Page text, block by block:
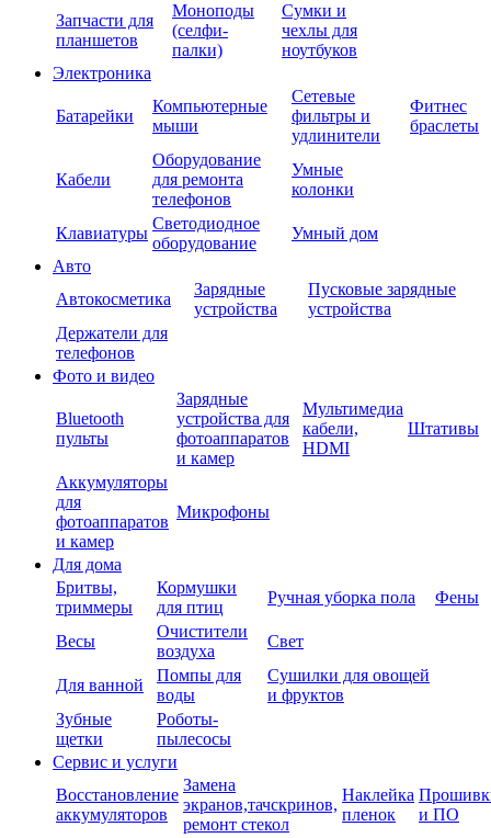
Запчасти для
планшетов
Моноподы
(селфи-
палки)
Сумки и
чехлы для
ноутбуков
Электроника
Батарейки
Компьютерные
мыши
Сетевые
фильтры и
удлинители
Фитнес
браслеты
Кабели
Оборудование
для ремонта
телефонов
Умные
колонки
Клавиатуры
Светодиодное
оборудование
Умный дом
Авто
Автокосметика
Зарядные
устройства
Пусковые зарядные
устройства
Держатели для
телефонов
Фото и видео
Bluetooth
пульты
Зарядные
устройства для
фотоаппаратов
и камер
Мультимедиа
кабели,
HDMI
Штативы
Аккумуляторы
для
фотоаппаратов
и камер
Микрофоны
Для дома
Бритвы,
триммеры
Кормушки
для птиц
Ручная уборка пола Фены
Весы
Очистители
воздуха
Свет
Для ванной
Помпы для
воды
Сушилки для овощей
и фруктов
Зубные
щетки
Роботы-
пылесосы
Сервис и услуги
Восстановление
аккумуляторов
Замена
экранов,тачскринов,
ремонт стекол
Наклейка
пленок
и ПО